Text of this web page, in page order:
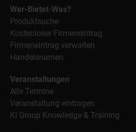
Wer-Bietet-Was?
Produktsuche
Kostenloser Firmeneintrag
Firmeneintrag verwalten
Handelsnamen
Veranstaltungen
Alle Termine
Veranstaltung eintragen
KI Group Knowledge & Training